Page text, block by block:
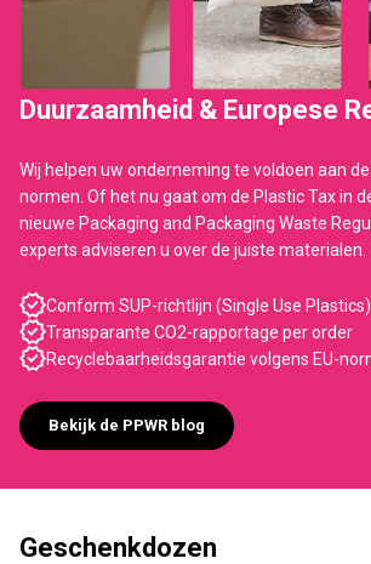
Duurzaamheid & Europese
Wij helpen uw onderneming te voldoen aan
normen. Of het nu gaat om de Plastic Tax in
nieuwe Packaging and Packaging Waste
experts adviseren u over de juiste materialen.
Conform SUP-richtlijn (Single Use Plastics)
Transparante CO2-rapportage per order
Recyclebaarheidsgarantie volgens EU-
Bekijk de PPWR blog
Geschenkdozen